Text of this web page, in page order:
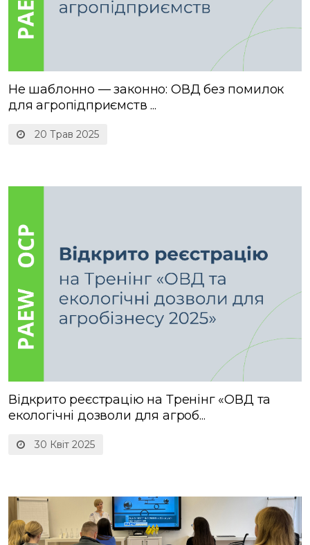
20 Трав 2025
Не шаблонно — законно: ОВД без помилок
для агропідприємств ...
30 Квіт 2025
Відкрито реєстрацію на Тренінг «ОВД та
екологічні дозволи для агроб...